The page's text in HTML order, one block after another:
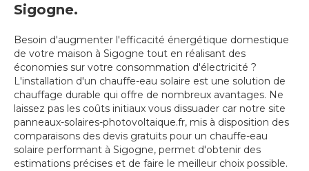
Sigogne.
Besoin d'augmenter l'efficacité énergétique domestique
de votre maison à Sigogne tout en réalisant des
économies sur votre consommation d'électricité ?
L'installation d'un chauffe-eau solaire est une solution de
chauffage durable qui offre de nombreux avantages. Ne
laissez pas les coûts initiaux vous dissuader car notre site
panneaux-solaires-photovoltaique.fr, mis à disposition des
comparaisons des devis gratuits pour un chauffe-eau
solaire performant à Sigogne, permet d'obtenir des
estimations précises et de faire le meilleur choix possible.